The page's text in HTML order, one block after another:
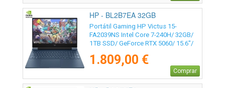
HP - BL2B7EA 32GB
Portátil Gaming HP Victus 15-
FA2039NS Intel Core 7-240H/ 32GB/
1TB SSD/ GeForce RTX 5060/ 15.6"/
1.809,00 €
Comprar